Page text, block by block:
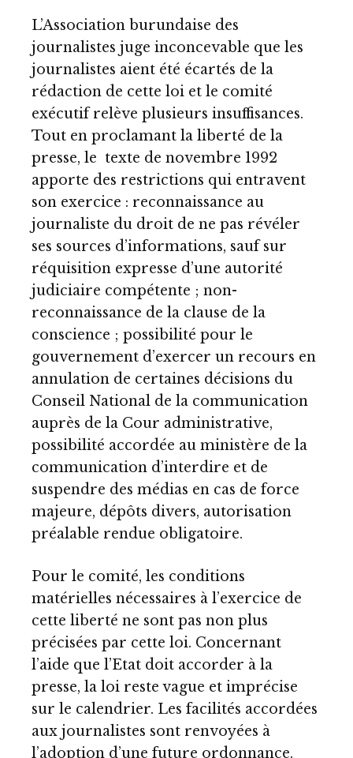
L’Association burundaise des
journalistes juge inconcevable que les
journalistes aient été écartés de la
rédaction de cette loi et le comité
exécutif relève plusieurs insuffisances.
Tout en proclamant la liberté de la
presse, le texte de novembre 1992
apporte des restrictions qui entravent
son exercice : reconnaissance au
journaliste du droit de ne pas révéler
ses sources d’informations, sauf sur
réquisition expresse d’une autorité
judiciaire compétente ; non-
reconnaissance de la clause de la
conscience ; possibilité pour le
gouvernement d’exercer un recours en
annulation de certaines décisions du
Conseil National de la communication
auprès de la Cour administrative,
possibilité accordée au ministère de la
communication d’interdire et de
suspendre des médias en cas de force
majeure, dépôts divers, autorisation
préalable rendue obligatoire.
Pour le comité, les conditions
matérielles nécessaires à l’exercice de
cette liberté ne sont pas non plus
précisées par cette loi. Concernant
l’aide que l’Etat doit accorder à la
presse, la loi reste vague et imprécise
sur le calendrier. Les facilités accordées
aux journalistes sont renvoyées à
l’adoption d’une future ordonnance.